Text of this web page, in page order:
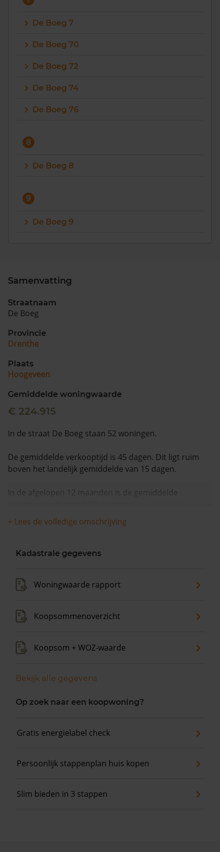
De Boeg 7
De Boeg 70
De Boeg 72
De Boeg 74
De Boeg 76
8
De Boeg 8
9
De Boeg 9
Samenvatting
Straatnaam
De Boeg
Provincie
Drenthe
Plaats
Hoogeveen
Gemiddelde woningwaarde
€ 224.915
In de straat De Boeg staan 52 woningen.
De gemiddelde verkooptijd is 45 dagen. Dit ligt ruim
boven het landelijk gemiddelde van 15 dagen.
In de afgelopen 12 maanden is de gemiddelde
+ Lees de volledige omschrijving
Kadastrale gegevens
Woningwaarde rapport
Koopsommenoverzicht
Koopsom + WOZ-waarde
Bekijk alle gegevens
Op zoek naar een koopwoning?
Gratis energielabel check
Persoonlijk stappenplan huis kopen
Slim bieden in 3 stappen